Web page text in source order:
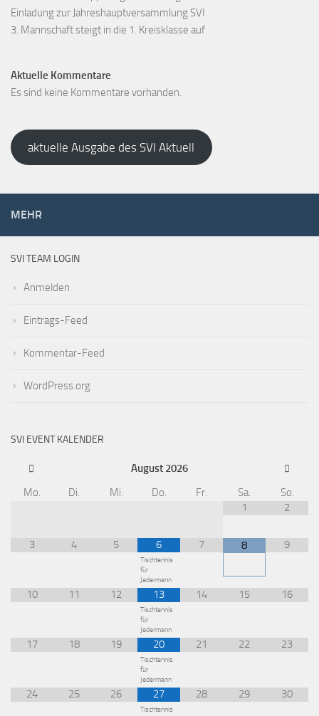
Einladung zur Jahreshauptversammlung SVI
3. Mannschaft steigt in die 1. Kreisklasse auf
Aktuelle Kommentare
Es sind keine Kommentare vorhanden.
aktuelle Ausgabe des SVI Aktuell
MEHR
SVI TEAM LOGIN
Anmelden
Eintrags-Feed
Kommentar-Feed
WordPress.org
SVI EVENT KALENDER
August 2026
Mo.
Di. Mi. Do. Fr. Sa.
So.
1
2
3 4 5 6
Tischtennis
für
Jedermann
7 8 9
10 11 12 13
Tischtennis
für
Jedermann
14 15 16
17 18 19 20
Tischtennis
für
Jedermann
21 22 23
24 25 26 27
Tischtennis
28 29 30